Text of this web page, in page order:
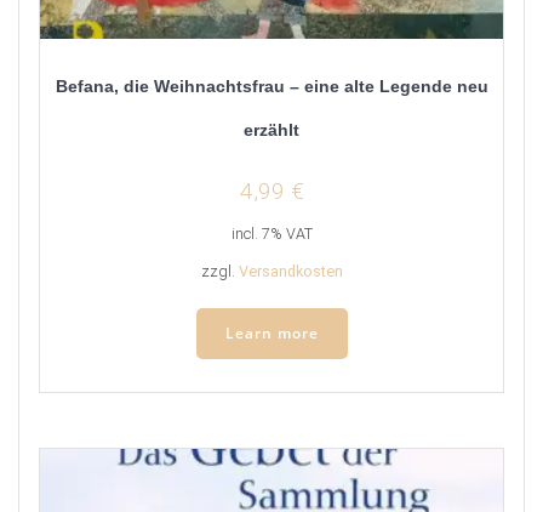
Befana, die Weihnachtsfrau – eine alte Legende neu
erzählt
4,99 €
incl. 7% VAT
zzgl. Versandkosten
Learn more